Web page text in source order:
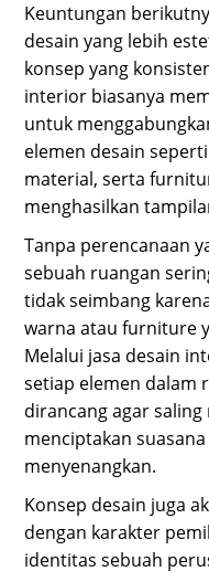
Keuntungan
desain yang lebih
konsep yang
interior biasanya
untuk
elemen desain
material, serta
menghasilkan
Tanpa perencanaan
sebuah ruangan
tidak seimbang
warna atau furniture
Melalui jasa desain
setiap elemen dalam
dirancang agar
menciptakan
menyenangkan.
Konsep desain juga
dengan karakter
identitas sebuah